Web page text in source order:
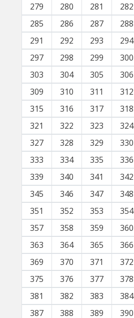
279
280 281 282
285
286 287 288
291
292 293 294
297
298 299 300
303
304 305 306
309
310 311 312
315
316 317 318
321
322 323 324
327
328 329 330
333
334 335 336
339
340 341 342
345
346 347 348
351
352 353 354
357
358 359 360
363
364 365 366
369
370 371 372
375
376 377 378
381
382 383 384
387
388 389 390